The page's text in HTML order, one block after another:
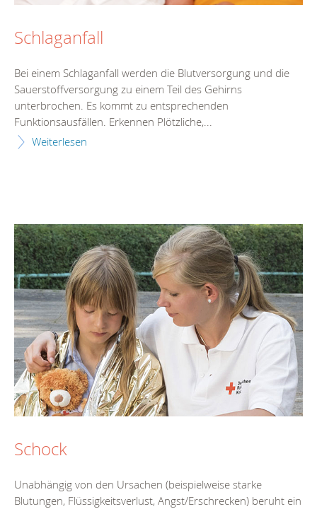
Schlaganfall
Bei einem Schlaganfall werden die Blutversorgung und die
Sauerstoffversorgung zu einem Teil des Gehirns
unterbrochen. Es kommt zu entsprechenden
Funktionsausfällen. Erkennen Plötzliche,...
Weiterlesen
Schock
Unabhängig von den Ursachen (beispielweise starke
Blutungen, Flüssigkeitsverlust, Angst/Erschrecken) beruht ein